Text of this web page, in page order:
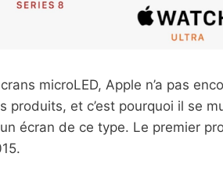
microLED, Apple n’a pas
produits, et c’est pourquoi il se
écran de ce type. Le premier